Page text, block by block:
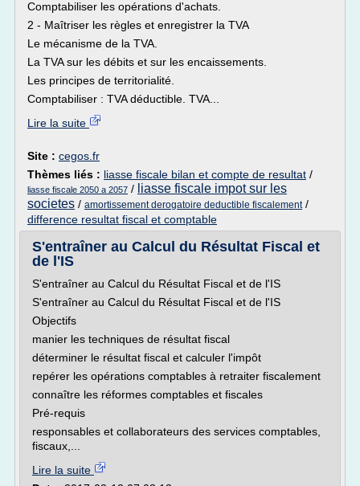
Comptabiliser les opérations d'achats.
2 - Maîtriser les règles et enregistrer la TVA
Le mécanisme de la TVA.
La TVA sur les débits et sur les encaissements.
Les principes de territorialité.
Comptabiliser : TVA déductible. TVA...
Lire la suite
Site : cegos.fr
Thèmes liés : liasse fiscale bilan et compte de resultat /
liasse fiscale 2050 a 2057 / liasse fiscale impot sur les
societes / amortissement derogatoire deductible fiscalement/
difference resultat fiscal et comptable
S'entraîner au Calcul du Résultat Fiscal et
de l'IS
S'entraîner au Calcul du Résultat Fiscal et de l'IS
S'entraîner au Calcul du Résultat Fiscal et de l'IS
Objectifs
manier les techniques de résultat fiscal
déterminer le résultat fiscal et calculer l'impôt
repérer les opérations comptables à retraiter fiscalement
connaître les réformes comptables et fiscales
Pré-requis
responsables et collaborateurs des services comptables,
fiscaux,...
Lire la suite